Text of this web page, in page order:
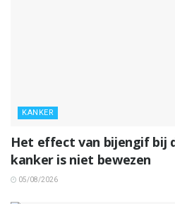
KANKER
Het effect van bijengif bij
kanker is niet bewezen
05/08/2026